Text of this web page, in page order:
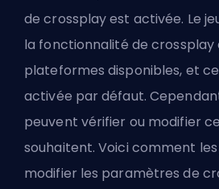
de crossplay est activée. Le
la fonctionnalité de
plateformes disponibles, et
activée par défaut.
peuvent vérifier ou modifier
souhaitent. Voici comment
modifier les paramètres de